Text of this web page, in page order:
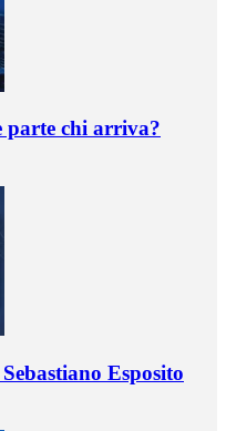
parte chi arriva?
Esposito